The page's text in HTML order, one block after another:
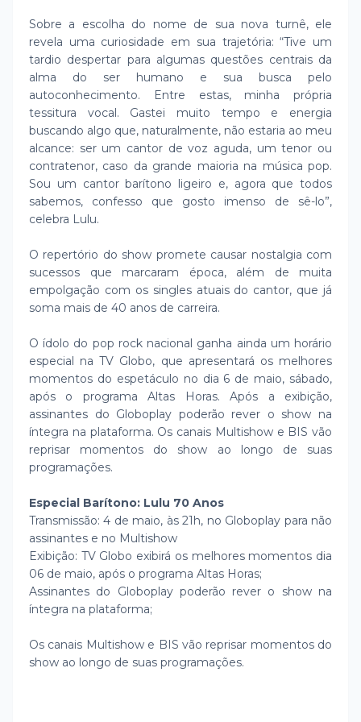
Sobre a escolha do nome de sua nova turnê, ele
revela uma curiosidade em sua trajetória: “Tive um
tardio despertar para algumas questões centrais da
alma do ser humano e sua busca pelo
autoconhecimento. Entre estas, minha própria
tessitura vocal. Gastei muito tempo e energia
buscando algo que, naturalmente, não estaria ao meu
alcance: ser um cantor de voz aguda, um tenor ou
contratenor, caso da grande maioria na música pop.
Sou um cantor barítono ligeiro e, agora que todos
sabemos, confesso que gosto imenso de sê-lo”,
celebra Lulu.
O repertório do show promete causar nostalgia com
sucessos que marcaram época, além de muita
empolgação com os singles atuais do cantor, que já
soma mais de 40 anos de carreira.
O ídolo do pop rock nacional ganha ainda um horário
especial na TV Globo, que apresentará os melhores
momentos do espetáculo no dia 6 de maio, sábado,
após o programa Altas Horas. Após a exibição,
assinantes do Globoplay poderão rever o show na
íntegra na plataforma. Os canais Multishow e BIS vão
reprisar momentos do show ao longo de suas
programações.
Especial Barítono: Lulu 70 Anos
Transmissão: 4 de maio, às 21h, no Globoplay para não
assinantes e no Multishow
Exibição: TV Globo exibirá os melhores momentos dia
06 de maio, após o programa Altas Horas;
Assinantes do Globoplay poderão rever o show na
íntegra na plataforma;
Os canais Multishow e BIS vão reprisar momentos do
show ao longo de suas programações.